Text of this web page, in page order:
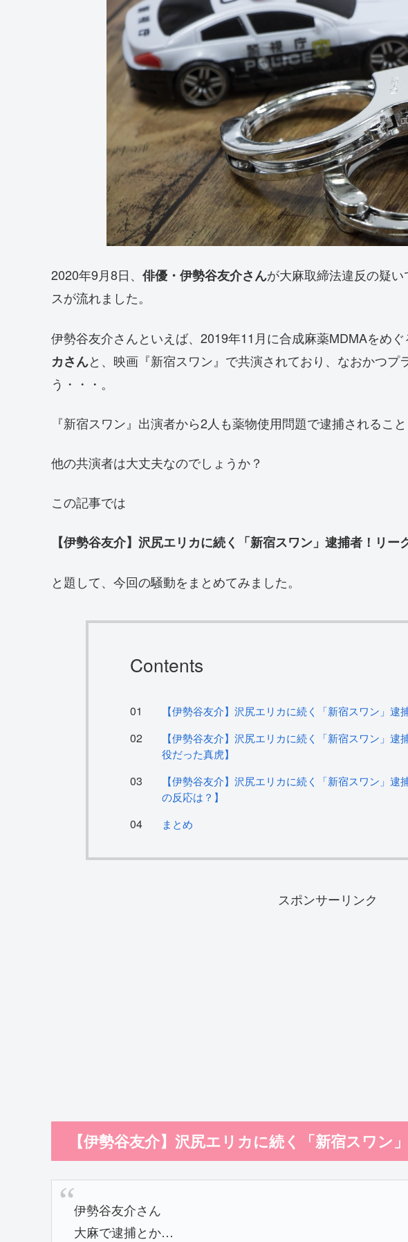
2020年9月8日、 俳優・伊勢谷友介さんが大麻取締法違反の疑
スが流れました。
伊勢谷友介さんといえば、2019年11月に合成麻薬MDMAをめ
カさんと、映画『新宿スワン』で共演されており、なおかつプ
う・・・。
『新宿スワン』出演者から2人も薬物使用問題で逮捕されるこ
他の共演者は大丈夫なのでしょうか？
この記事では
【伊勢谷友介】沢尻エリカに続く「新宿スワン」逮捕者！リー
と題して、今回の騒動をまとめてみました。
Contents
【伊勢谷友介】沢尻エリカに続く「新宿スワン」逮
【伊勢谷友介】沢尻エリカに続く「新宿スワン」逮
役だった真虎】
【伊勢谷友介】沢尻エリカに続く「新宿スワン」逮
の反応は？】
まとめ
スポンサーリンク
【伊勢谷友介】沢尻エリカに続く「新宿スワン
伊勢谷友介さん
大麻で逮捕とか…